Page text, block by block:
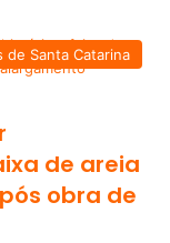
de Santa Catarina
de areia
obra de